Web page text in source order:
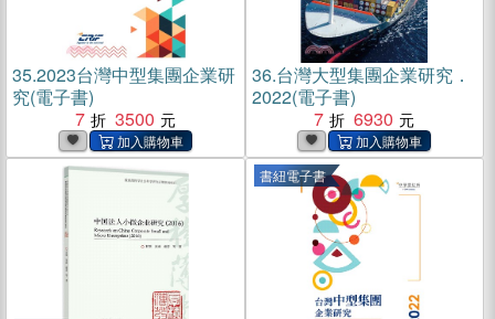
35.2023台灣中型集團企業研
究(電子書)
7
3500
36.台灣大型集團企業研究．
2022(電子書)
7
6930
書紐電子書